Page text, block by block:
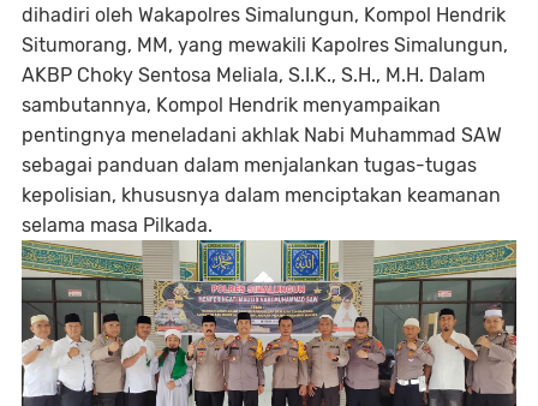
dihadiri oleh Wakapolres Simalungun, Kompol Hendrik
Situmorang, MM, yang mewakili Kapolres Simalungun,
AKBP Choky Sentosa Meliala, S.I.K., S.H., M.H. Dalam
sambutannya, Kompol Hendrik menyampaikan
pentingnya meneladani akhlak Nabi Muhammad SAW
sebagai panduan dalam menjalankan tugas-tugas
kepolisian, khususnya dalam menciptakan keamanan
selama masa Pilkada.